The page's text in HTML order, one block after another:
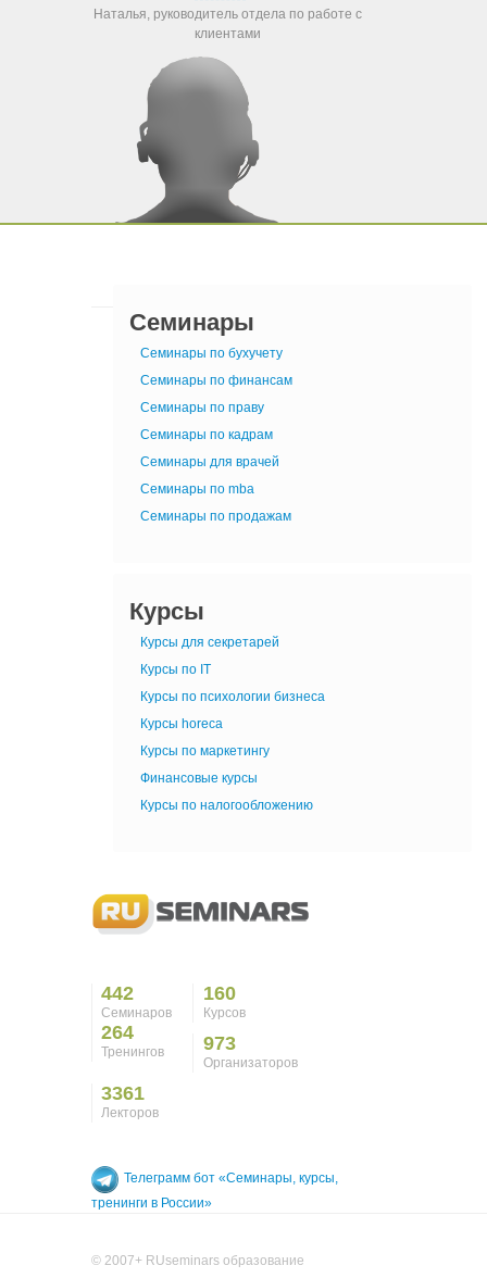
Наталья, руководитель отдела по работе с
клиентами
Семинары
Семинары по бухучету
Семинары по финансам
Семинары по праву
Семинары по кадрам
Семинары для врачей
Семинары по mba
Семинары по продажам
Курсы
Курсы для секретарей
Курсы по IT
Курсы по психологии бизнеса
Курсы horeca
Курсы по маркетингу
Финансовые курсы
Курсы по налогообложению
442
Семинаров
160
Курсов
264
Тренингов 973
Организаторов
3361
Лекторов
Телеграмм бот «Семинары, курсы,
тренинги в России»
© 2007+ RUseminars образование